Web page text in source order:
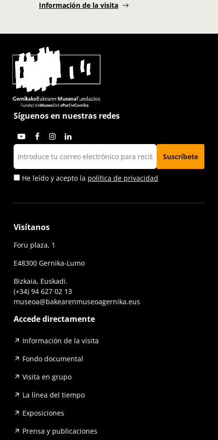
Información de la visita
Síguenos en nuestras redes
He leído y acepto la política de privacidad
Visítanos
Foru plaza, 1
E48300 Gernika-Lumo
Bizkaia, Euskadi.
(+34) 94 627 02 13
museoa@bakearenmuseoagernika.eus
Accede directamente
Información de la visita
Fondo documental
Visita en grupo
La línea del tiempo
Exposiciones
Prensa y publicaciones